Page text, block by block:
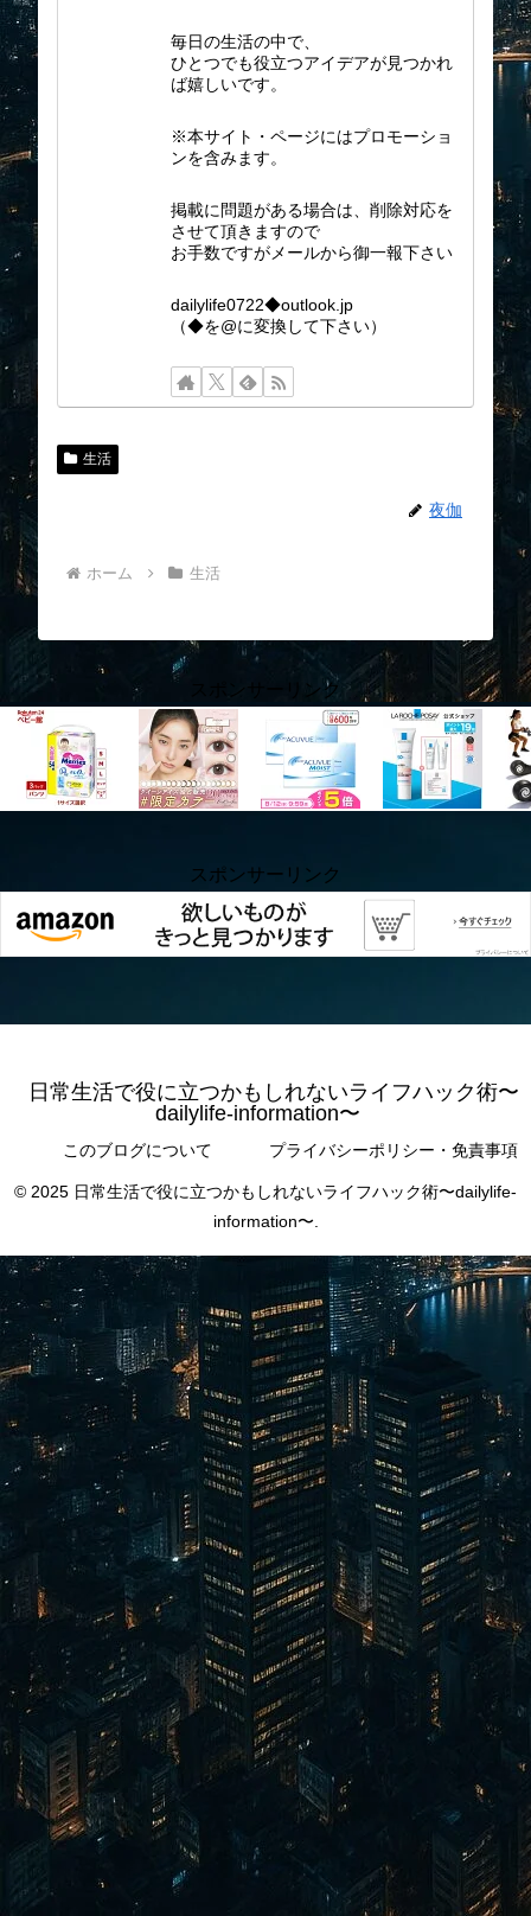
毎日の生活の中で、
ひとつでも役立つアイデアが見つかれ
ば嬉しいです。
※本サイト・ページにはプロモーショ
ンを含みます。
掲載に問題がある場合は、削除対応を
させて頂きますので
お手数ですがメールから御一報下さい
dailylife0722◆outlook.jp
（◆を@に変換して下さい）
生活
夜伽
ホーム 生活
スポンサーリンク
スポンサーリンク
日常生活で役に立つかもしれないライフハック術〜
dailylife-information〜
このブログについて プライバシーポリシー・免責事項
© 2025 日常生活で役に立つかもしれないライフハック術〜dailylife-
information〜.